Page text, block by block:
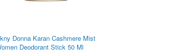
Donna Karan Cashmere Mist
Deodorant Stick 50 Ml